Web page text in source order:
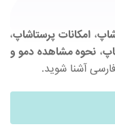
، امکانات پرستاشاپ،
، نحوه مشاهده دمو و
آشنا شوید.